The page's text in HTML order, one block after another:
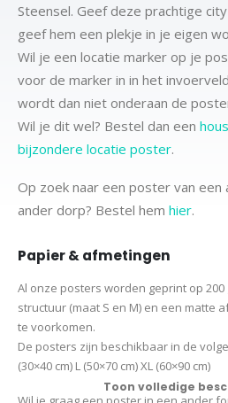
Steensel. Geef deze prachtige
geef hem een plekje in je eigen
Wil je een locatie marker op je
voor de marker in in het
wordt dan niet onderaan de
Wil je dit wel? Bestel dan een
bijzondere locatie poster.
Op zoek naar een poster van een
ander dorp? Bestel hem hier.
Papier & afmetingen
Al onze posters worden geprint op
structuur (maat S en M) en een matte
te voorkomen.
De posters zijn beschikbaar in de
(30×40 cm) L (50×70 cm) XL (60×90 cm)
Toon volledige